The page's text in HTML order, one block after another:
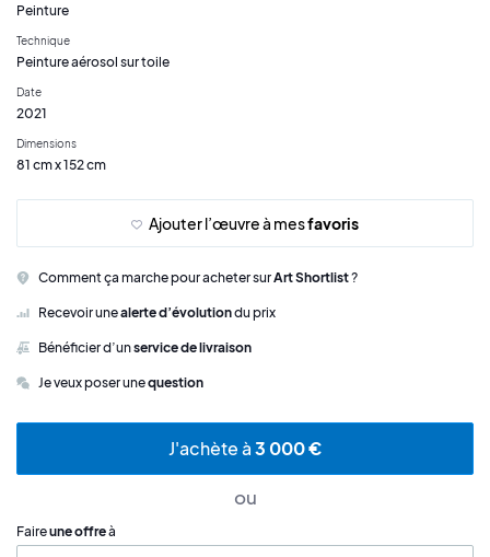
Peinture
Technique
Peinture aérosol sur toile
Date
2021
Dimensions
81 cm x 152 cm
Ajouter l’œuvre à mesfavoris
Comment ça marche pour acheter surArt Shortlist?
Recevoir unealerte d’évolutiondu prix
Bénéficier d’unservice de livraison
Je veux poser unequestion
J'achète à3 000 €
ou
Faireune offreà